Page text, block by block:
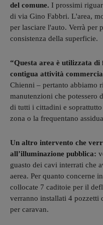
del comune. I prossimi
di via Gino Fabbri. L'area,
per lasciare l'auto. Verrà per
consistenza della superficie.
“Questa area è utilizzata di
contigua attività
Chienni – pertanto abbiamo
manutenzioni che potessero
di tutti i cittadini e
zona o la frequentano
Un altro intervento che
all’illuminazione pubblica:
guasto dei cavi interrati che
aerea. Per quanto concerne
collocate 7 caditoie per il
verranno installati 4 pozzetti
per caravan.